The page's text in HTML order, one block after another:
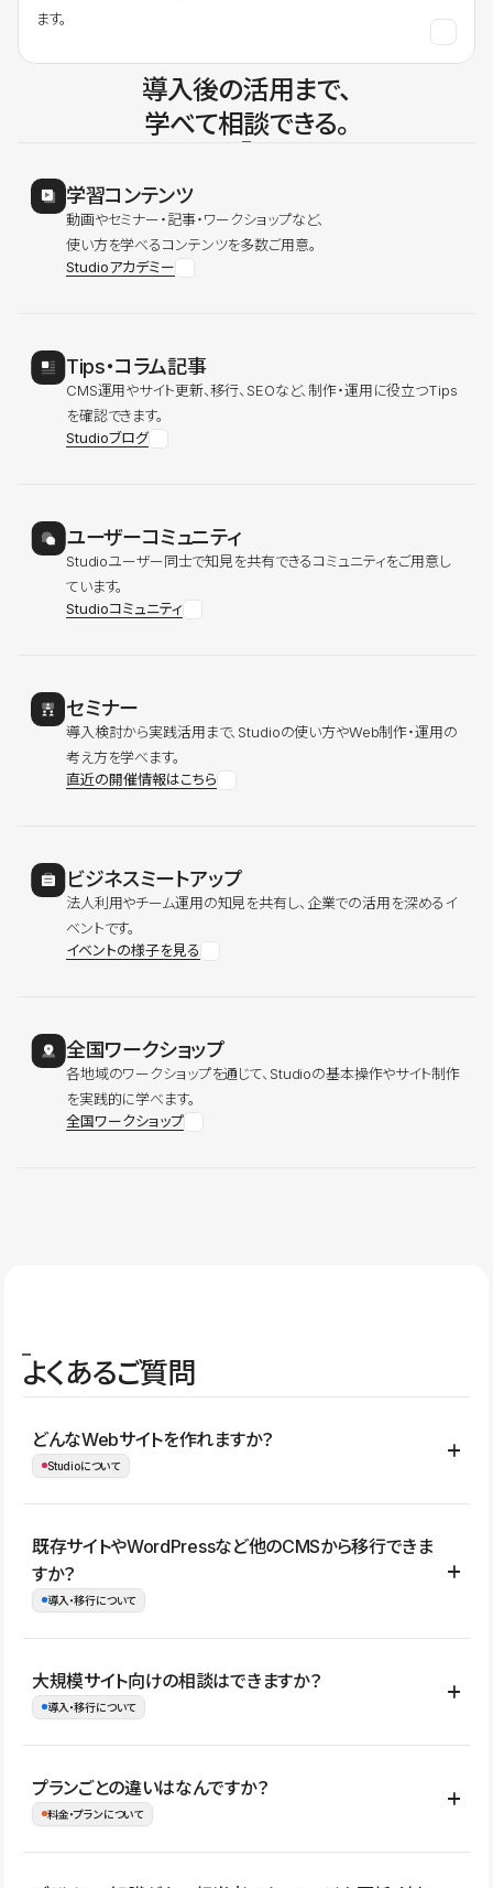
ます。
導入後の活用まで、
学べて相談できる。
学習コンテンツ
動画やセミナー・記事・ワークショップなど、
使い方を学べるコンテンツを多数ご用意。
Studioアカデミー
Tips・コラム記事
CMS運用やサイト更新、移行、SEOなど、制作・運用に役立つTips
を確認できます。
Studioブログ
ユーザーコミュニティ
Studioユーザー同士で知見を共有できるコミュニティをご用意し
ています。
Studioコミュニティ
セミナー
導入検討から実践活用まで、Studioの使い方やWeb制作・運用の
考え方を学べます。
直近の開催情報はこちら
ビジネスミートアップ
法人利用やチーム運用の知見を共有し、企業での活用を深めるイ
ベントです。
イベントの様子を見る
全国ワークショップ
各地域のワークショップを通じて、Studioの基本操作やサイト制作
を実践的に学べます。
全国ワークショップ
よくあるご質問
どんなWebサイトを作れますか？
Studioについて
コーポレートサイト、サービスサイト、LP、採用サイト、ブロ
グ・メディア、イベントサイト、店舗・商品紹介サイト、ポートフ
ォリオなど幅広く制作できます。
既存サイトやWordPressなど他のCMSから移行できま
すか？
導入・移行について
はい。既存サイトの構成やコンテンツ、URLを整理したうえで、
Studio上に再構築する形で移行できます。 WordPressの場合は、
イト全体のデザインや設定がそのまま移行されるわけではないた
め、移行後にページ構成やデザイン、CMS設計、URL・リダイレク
大規模サイト向けの相談はできますか？
導入・移行について
はい。アクセス規模が大きいサイトや、複数部門での運用、権限管
理、セキュリティ確認、既存システムとの連携など、個別の要件が
プランごとの違いはなんですか？
料金・プランについて